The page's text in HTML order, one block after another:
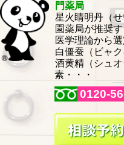
門薬局
星火睛明丹（
園薬局が推奨
医学理論から
白僵蚕（ビャ
酒黄精（シュ
素・・・
0120-